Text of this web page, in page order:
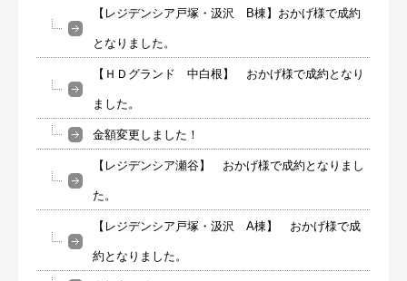
【レジデンシア戸塚・汲沢 B棟】おかげ様で成約
となりました。
【ＨＤグランド 中白根】 おかげ様で成約となり
ました。
金額変更しました！
【レジデンシア瀬谷】 おかげ様で成約となりまし
た。
【レジデンシア戸塚・汲沢 A棟】 おかげ様で成
約となりました。